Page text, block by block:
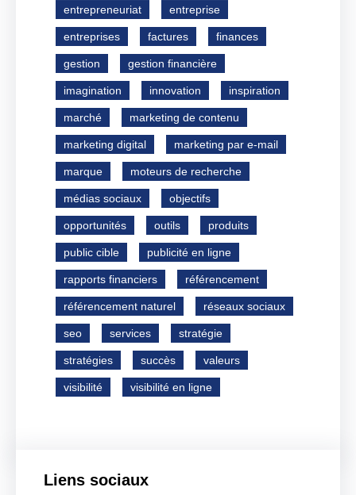
entrepreneuriat entreprise
entreprises factures finances
gestion gestion financière
imagination innovation inspiration
marché marketing de contenu
marketing digital marketing par e-mail
marque moteurs de recherche
médias sociaux objectifs
opportunités outils produits
public cible publicité en ligne
rapports financiers référencement
référencement naturel réseaux sociaux
seo services stratégie
stratégies succès valeurs
visibilité visibilité en ligne
Liens sociaux